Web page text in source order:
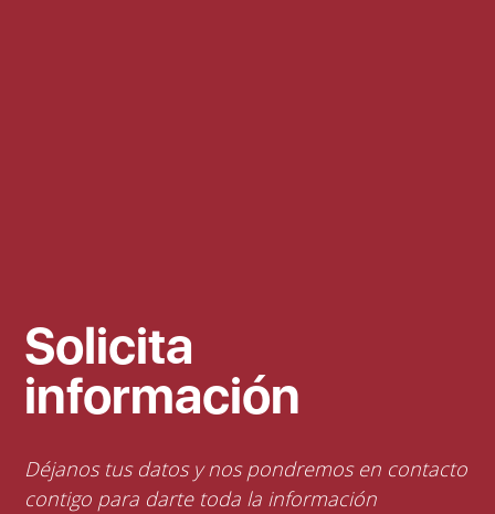
Solicita
información
Déjanos tus datos y nos pondremos en contacto
contigo para darte toda la información